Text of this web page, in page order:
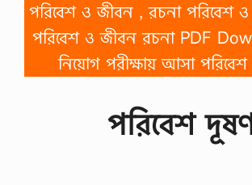
পরিবেশ ও জীবন , রচনা পরিবেশ
পরিবেশ ও জীবন রচনা PDF
নিয়োগ পরীক্ষায় আসা
পরিবেশ